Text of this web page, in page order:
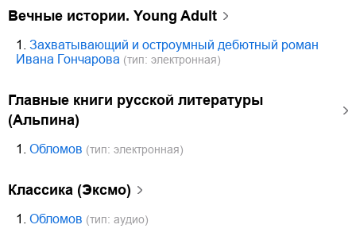
Вечные истории. Young Adult
1. Захватывающий и остроумный дебютный роман
Ивана Гончарова (тип: электронная)
Главные книги русской литературы
(Альпина)
1. Обломов (тип: электронная)
Классика (Эксмо)
1. Обломов (тип: аудио)